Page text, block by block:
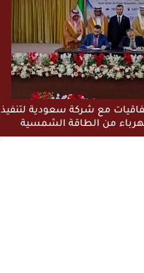
توقع 3 اتفاقيات مع شركة سعودية لتنفيذ
من الطاقة الشمسية